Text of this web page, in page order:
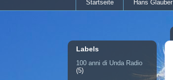
Startseite Hans Glauber
Labels
100 anni di Unda Radio
(5)